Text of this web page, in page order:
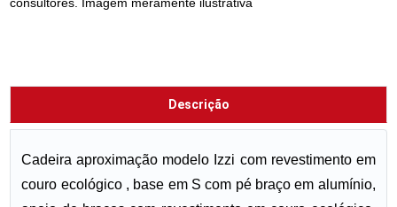
Descrição
Cadeira aproximação modelo Izzi com revestimento em
couro ecológico , base em S com pé braço em alumínio,